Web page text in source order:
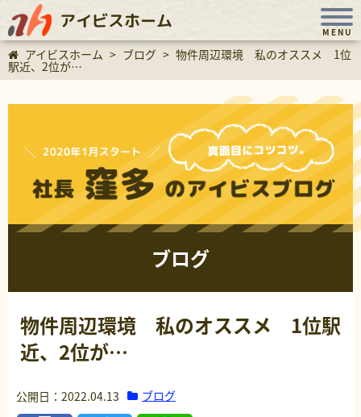
アイビスホーム
MENU
アイビスホーム > ブログ > 物件周辺環境 私のオススメ 1位
駅近、2位が…
ブログ
物件周辺環境 私のオススメ 1位駅
近、2位が…
公開日：2022.04.13 ブログ